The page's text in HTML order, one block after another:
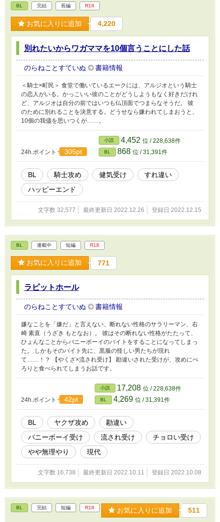
BL 完結 長編 R18
お気に入りに追加 4,220
別れたいからワガママを10個言うことにした話
のらねことすていぬ 書籍情報
＜騎士×町民＞ 食堂で働いているエークには、アルジオという騎士
の恋人がいる。かっこいい彼のことがどうしようもなく好きだけれ
ど、アルジオは自分の前ではいつも仏頂面でつまらなそうだ。 彼
のために別れることを決意する。どうせなら嫌われてしまおうと、
10個の我儘を思いつくが……。
24h.ポイント 305pt
小説 4,452 位 / 228,638件
BL 868 位 / 31,391件
BL 騎士攻め 健気受け
すれ違い
ハッピーエンド
文字数 32,577 最終更新日 2022.12.26 登録日 2022.12.15
BL 連載中 短編 R18
お気に入りに追加 771
ラビットホール
のらねことすていぬ 書籍情報
嫌なことを「嫌だ」と言えない、断れない性格のサラリーマン、右
崎 素直（うざき もとなお）。 彼はその断れない性格がたたって、
ひょんなことからバニーボーイのバイトをすることになってしまっ
た。 しかもそのバイト先に、黒服の怪しい男たちが現れ
て……！？ 【やくざ×流され受け】 勘違いされた受けが、攻めにぺ
ろりと食べられてしまうお話です。
24h.ポイント 42pt
小説 17,208 位 / 228,638件
BL 4,269 位 / 31,391件
BL ヤクザ攻め
勘違い
バニーボーイ受け
流され受け
チョロい受け
やや無理やり
現代
文字数 16,738 最終更新日 2022.10.11 登録日 2022.10.08
BL 完結 短編 R18 お気に入りに追加 511